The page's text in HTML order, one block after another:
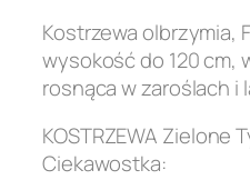
Kostrzewa olbrzymia,
wysokość do 120 cm,
rosnąca w zaroślach i
KOSTRZEWA Zielone
Ciekawostka: